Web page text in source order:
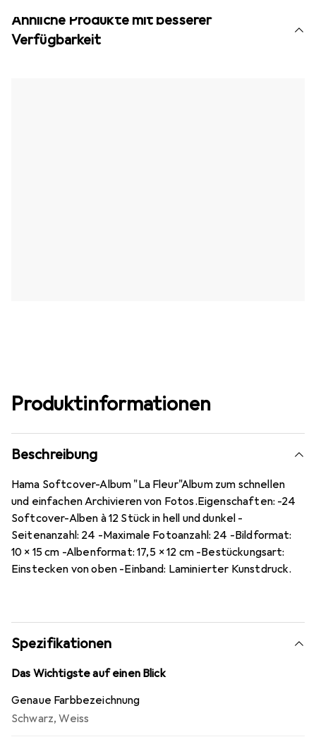
Ähnliche Produkte mit besserer
Verfügbarkeit
Produktinformationen
Beschreibung
Hama Softcover-Album "La Fleur"Album zum schnellen
und einfachen Archivieren von Fotos.Eigenschaften: -24
Softcover-Alben à 12 Stück in hell und dunkel -
Seitenanzahl: 24 -Maximale Fotoanzahl: 24 -Bildformat:
10 x 15 cm -Albenformat: 17,5 x 12 cm -Bestückungsart:
Einstecken von oben -Einband: Laminierter Kunstdruck.
Spezifikationen
Das Wichtigste auf einen Blick
Genaue Farbbezeichnung
Schwarz,Weiss